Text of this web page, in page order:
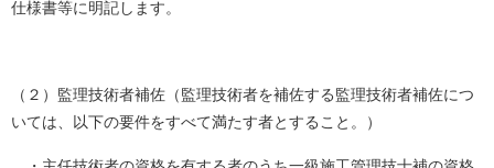
仕様書等に明記します。
（２）監理技術者補佐（監理技術者を補佐する監理技術者補佐につ
いては、以下の要件をすべて満たす者とすること。）